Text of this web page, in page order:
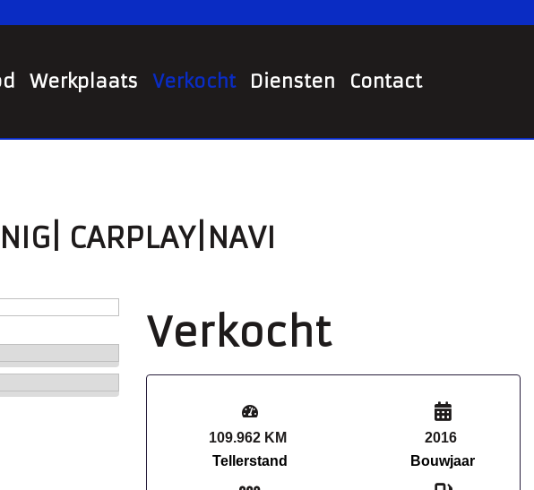
Werkplaats Verkocht Diensten Contact
CARPLAY|NAVI
Verkocht
109.962 KM
Tellerstand
2016
Bouwjaar